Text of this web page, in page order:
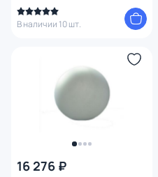
В наличии 10 шт.
16 276 ₽